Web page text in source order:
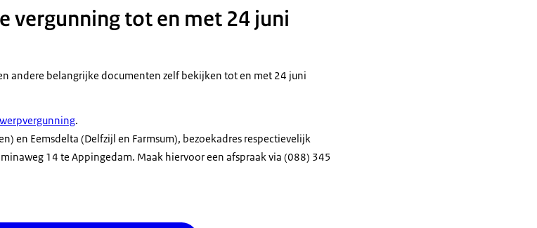
vergunning tot en met 24 juni
andere belangrijke documenten zelf bekijken tot en met 24 juni
.
en Eemsdelta (Delfzijl en Farmsum), bezoekadres respectievelijk
14 te Appingedam. Maak hiervoor een afspraak via (088) 345